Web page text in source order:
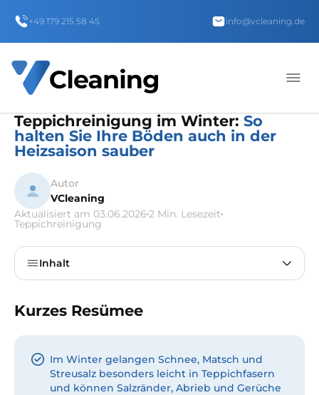
+49 179 215 58 45 info@vcleaning.de
Teppichreinigung im Winter: So
halten Sie Ihre Böden auch in der
Heizsaison sauber
Autor
VCleaning
Aktualisiert am 03.06.2026 2 Min. Lesezeit
Teppichreinigung
Inhalt
Kurzes Resümee
Im Winter gelangen Schnee, Matsch und
Streusalz besonders leicht in Teppichfasern
und können Salzränder, Abrieb und Gerüche